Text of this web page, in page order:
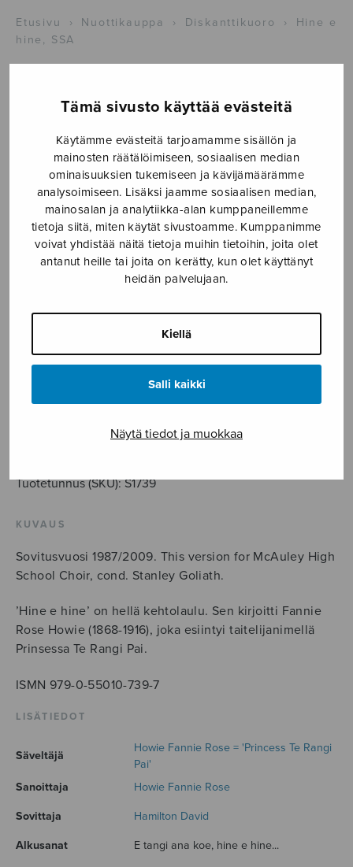
Tämä sivusto käyttää evästeitä
Käytämme evästeitä tarjoamamme sisällön ja
mainosten räätälöimiseen, sosiaalisen median
ominaisuuksien tukemiseen ja kävijämäärämme
analysoimiseen. Lisäksi jaamme sosiaalisen median,
mainosalan ja analytiikka-alan kumppaneillemme
tietoja siitä, miten käytät sivustoamme. Kumppanimme
voivat yhdistää näitä tietoja muihin tietoihin, joita olet
antanut heille tai joita on kerätty, kun olet käyttänyt
heidän palvelujaan.
Kiellä
Salli kaikki
Näytä tiedot ja muokkaa
Etusivu › Nuottikauppa › Diskanttikuoro ›
Hine e
hine, SSA
Hine e hine, SSA
Howie Fannie Rose = 'Princess
6,40€
Tyttäreni
LISÄÄ OSTOSKORIIN
Tuotetunnus (SKU):S1739
KUVAUS
Sovitusvuosi 1987/2009. This version for McAuley High
School Choir, cond. Stanley Goliath.
’Hine e hine’ on hellä kehtolaulu. Sen kirjoitti Fannie
Rose Howie (1868-1916), joka esiintyi taitelijanimellä
Prinsessa Te Rangi Pai.
ISMN 979-0-55010-739-7
LISÄTIEDOT
Säveltäjä
Howie Fannie Rose = 'Princess Te Rangi
Pai'
Sanoittaja
Howie Fannie Rose
Sovittaja Hamilton David
Alkusanat E tangi ana koe, hine e hine...